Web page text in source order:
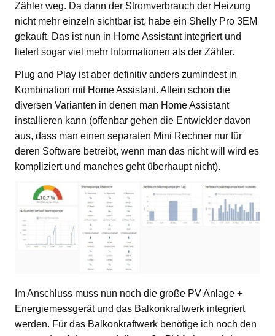
Zähler weg. Da dann der Stromverbrauch der Heizung
nicht mehr einzeln sichtbar ist, habe ein Shelly Pro 3EM
gekauft. Das ist nun in Home Assistant integriert und
liefert sogar viel mehr Informationen als der Zähler.
Plug and Play ist aber definitiv anders zumindest in
Kombination mit Home Assistant. Allein schon die
diversen Varianten in denen man Home Assistant
installieren kann (offenbar gehen die Entwickler davon
aus, dass man einen separaten Mini Rechner nur für
deren Software betreibt, wenn man das nicht will wird es
kompliziert und manches geht überhaupt nicht).
Im Anschluss muss nun noch die große PV Anlage +
Energiemessgerät und das Balkonkraftwerk integriert
werden. Für das Balkonkraftwerk benötige ich noch den